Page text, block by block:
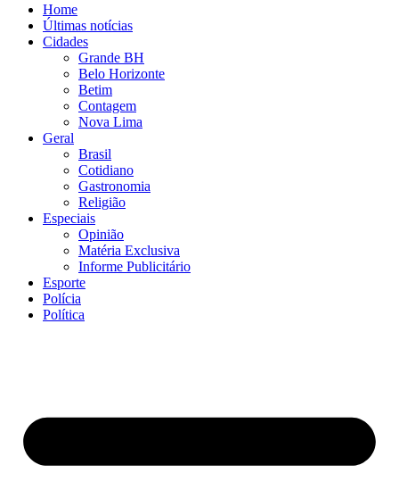
Home
Últimas notícias
Cidades
Grande BH
Belo Horizonte
Betim
Contagem
Nova Lima
Geral
Brasil
Cotidiano
Gastronomia
Religião
Especiais
Opinião
Matéria Exclusiva
Informe Publicitário
Esporte
Polícia
Política